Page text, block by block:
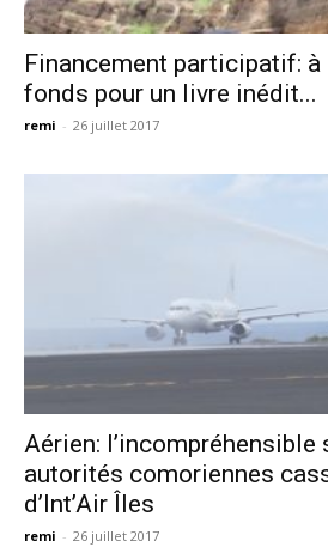
Financement participatif: à
fonds pour un livre inédit...
remi - 26 juillet 2017
Aérien: l’incompréhensible
autorités comoriennes
d’Int’Air Îles
remi - 26 juillet 2017